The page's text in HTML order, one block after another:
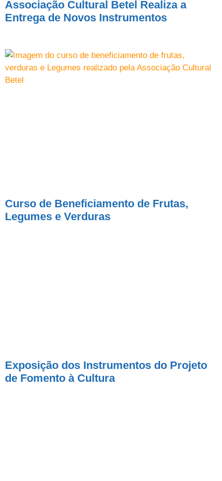
Associação Cultural Betel Realiza a
Entrega de Novos Instrumentos
Curso de Beneficiamento de Frutas,
Legumes e Verduras
Exposição dos Instrumentos do Projeto
de Fomento à Cultura